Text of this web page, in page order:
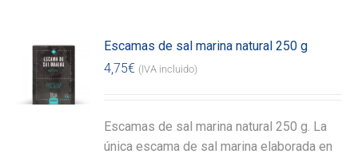
Escamas de sal marina natural 250 g
4,75€ (IVA incluido)
Escamas de sal marina natural 250 g. La
única escama de sal marina elaborada en